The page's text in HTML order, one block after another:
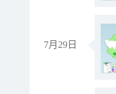
7月29日